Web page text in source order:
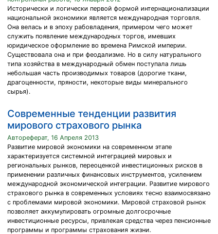
Исторически и логически первой формой интернационализации
национальной экономики является международная торговля.
Она велась и в эпоху рабовладения, примером чего может
служить появление международных торгов, имевших
юридическое оформление во времена Римской империи.
Существовала она и при феодализме. Но в силу натурального
типа хозяйства в международный обмен поступала лишь
небольшая часть производимых товаров (дорогие ткани,
драгоценности, пряности, некоторые виды минерального
сырья).
Современные тенденции развития
мирового страхового рынка
Автореферат, 16 Апреля 2013
Развитие мировой экономики на современном этапе
характеризуется системной интеграцией мировых и
региональных рынков, переоценкой инвестиционных рисков в
применении различных финансовых инструментов, усилением
международной экономической интеграции. Развитие мирового
страхового рынка в современных условиях тесно взаимосвязано
с проблемами мировой экономики. Мировой страховой рынок
позволяет аккумулировать огромные долгосрочные
инвестиционные ресурсы, привлекая средства через пенсионные
программы и программы страхования жизни.